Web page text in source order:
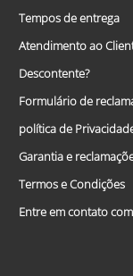
Tempos de entrega
Atendimento ao
Descontente?
Formulário de
política de
Garantia e
Termos e Condições
Entre em contato